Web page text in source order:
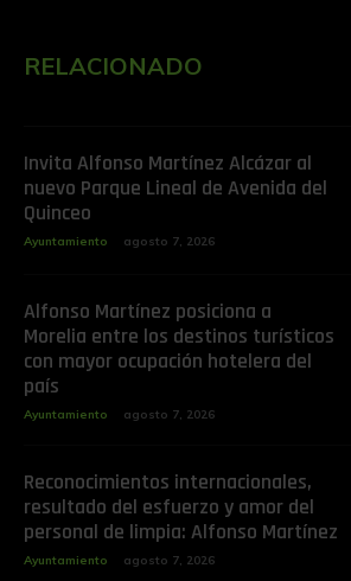
RELACIONADO
Invita Alfonso Martínez Alcázar al
nuevo Parque Lineal de Avenida del
Quinceo
Ayuntamiento agosto 7, 2026
Alfonso Martínez posiciona a
Morelia entre los destinos turísticos
con mayor ocupación hotelera del
país
Ayuntamiento agosto 7, 2026
Reconocimientos internacionales,
resultado del esfuerzo y amor del
personal de limpia: Alfonso Martínez
Ayuntamiento agosto 7, 2026